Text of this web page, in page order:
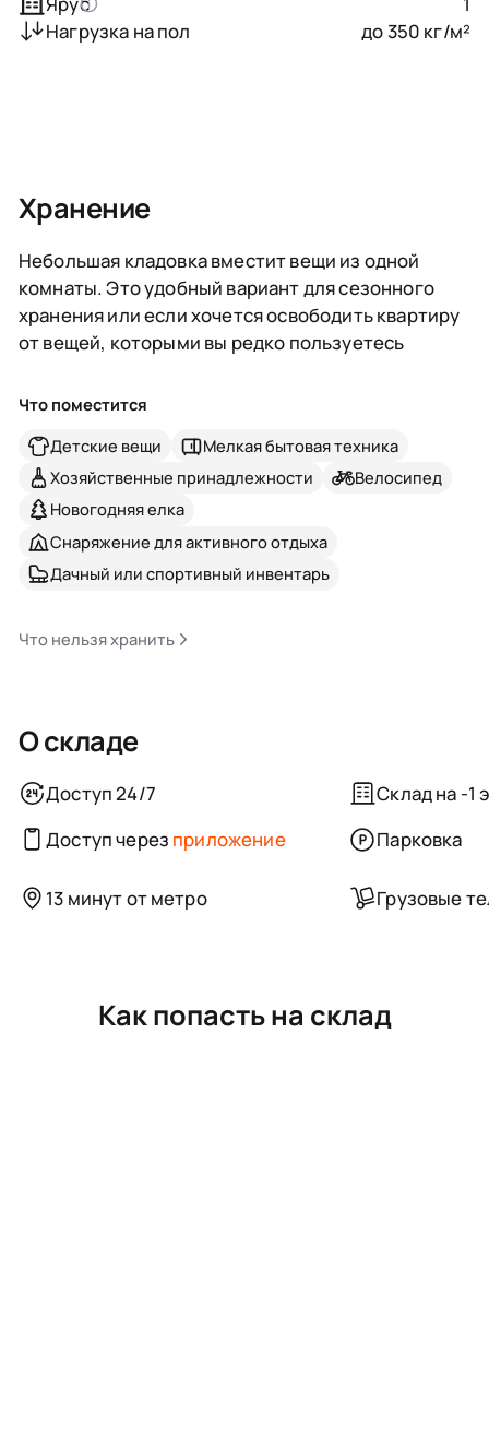
Нагрузка на пол
до 350 кг/м²
Хранение
Небольшая кладовка вместит вещи из одной
комнаты. Это удобный вариант для сезонного
хранения или если хочется освободить квартиру
от вещей, которыми вы редко пользуетесь
Что поместится
Детские вещи
Мелкая бытовая техника
Хозяйственные принадлежности
Велосипед
Новогодняя елка
Снаряжение для активного отдыха
Дачный или спортивный инвентарь
Что нельзя хранить
О складе
Доступ 24/7
Склад на -1
Доступ через приложение Парковка
13 минут от метро Грузовые
Как попасть на склад